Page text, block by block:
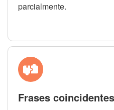
parcialmente.
Frases coincidentes